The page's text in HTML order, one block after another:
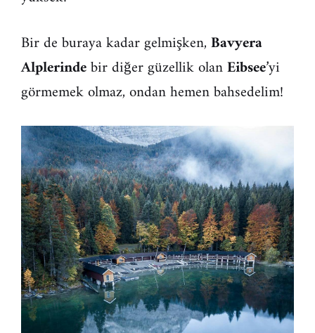
Bir de buraya kadar gelmişken,Bavyera
Alplerindebir diğer güzellik olanEibsee’yi
görmemek olmaz, ondan hemen bahsedelim!